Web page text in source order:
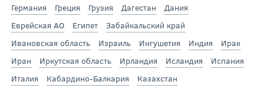
Германия
Греция Грузия Дагестан
Дания
Еврейская АО
Египет
Забайкальский край
Ивановская область
Израиль Ингушетия Индия
Ирак
Иран
Иркутская область Ирландия Исландия
Испания
Италия
Кабардино-Балкария
Казахстан